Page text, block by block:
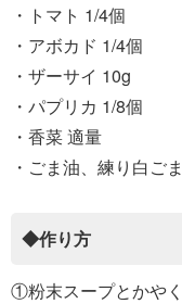
・トマト 1/4個
・アボカド 1/4個
・ザーサイ 10g
・パプリカ 1/8個
・香菜 適量
・ごま油、練り白ご
◆作り方
①粉末スープとかや